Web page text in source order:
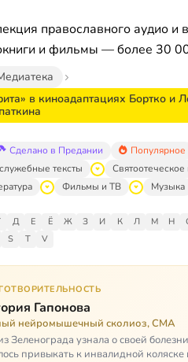
православного аудио
и фильмы — более 30
в киноадаптациях Бортко и
Сделано в Предании Популярное
тексты
Святоотеческое
Фильмы и ТВ Музыка
Д Е Ё Ж З И К Л М Н
S T V
Гапонова
нейромышечный сколиоз, СМА
Зеленограда узнала о своей
привыкать к инвалидной